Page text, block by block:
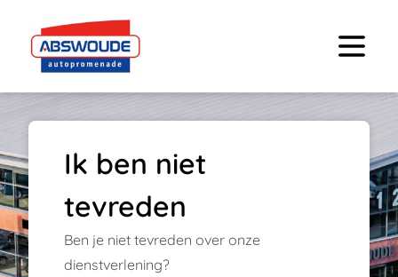
Ik ben niet
tevreden
Ben je niet tevreden over onze
dienstverlening?